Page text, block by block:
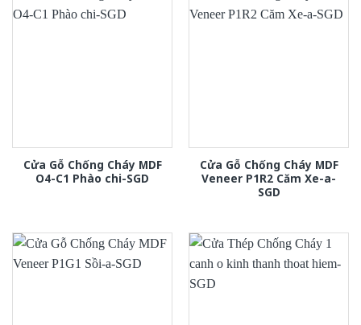
Cửa Gỗ Chống Cháy MDF
O4-C1 Phào chi-SGD
Cửa Gỗ Chống Cháy MDF
Veneer P1R2 Căm Xe-a-
SGD